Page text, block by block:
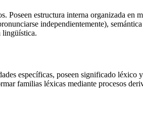
estructura interna organizada en
independientemente),
lingüística.
específicas, poseen significado léxico
familias léxicas mediante procesos